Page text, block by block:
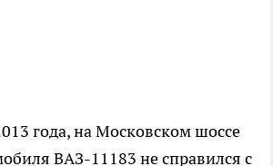
года, на Московском шоссе
ВАЗ-11183 не справился с